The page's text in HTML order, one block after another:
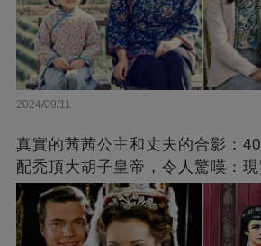
2024/09/11
真實的茜茜公主和丈夫的合影：
配禿頂大胡子皇帝，令人驚嘆：